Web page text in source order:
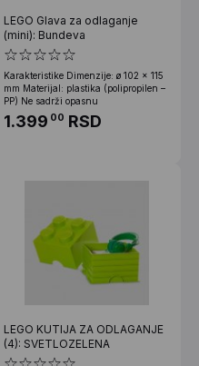
LEGO Glava za odlaganje
(mini): Bundeva
Karakteristike Dimenzije: ø 102 x 115
mm Materijal: plastika (polipropilen –
PP) Ne sadrži opasnu
1.399 00 RSD
LEGO KUTIJA ZA ODLAGANJE
(4): SVETLOZELENA